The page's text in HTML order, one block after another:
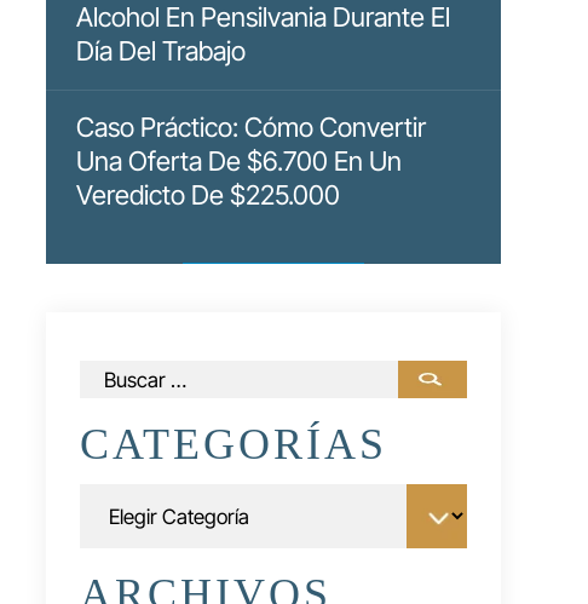
Alcohol En Pensilvania Durante El
Día Del Trabajo
Caso Práctico: Cómo Convertir
Una Oferta De $6.700 En Un
Veredicto De $225.000
Buscar:
CATEGORÍAS
ARCHIVOS